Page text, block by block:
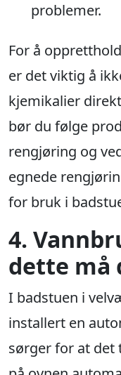
problemer.
For å
er det viktig å
kjemikalier
bør du følge
rengjøring og
egnede
for bruk i
4.
dette må
I badstuen i
installert en
sørger for at det